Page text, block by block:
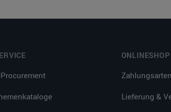
Procurement
ONLINESHOP
Zahlungsarten
Lieferung &